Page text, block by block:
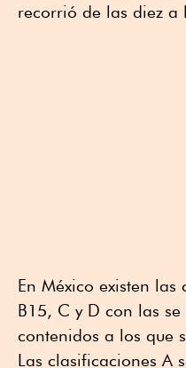
recorrió de las diez a
En México existen
B15, C y D con las
contenidos a los que
Las clasificaciones A